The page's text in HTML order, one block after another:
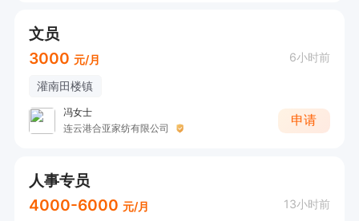
文员
3000 元/月 6小时前
灌南田楼镇
冯女士
连云港合亚家纺有限公司
申请
人事专员
4000-6000 元/月 13小时前